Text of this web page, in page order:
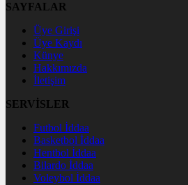
SAYFALAR
Üye Girişi
Üye Kaydı
Künye
Hakkımızda
İletişim
SERVİSLER
Futbol İddaa
Basketbol İddaa
Hentbol İddaa
Bilardo İddaa
Voleybol İddaa